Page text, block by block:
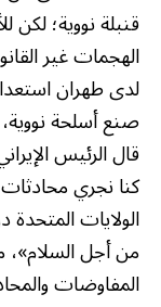
قنبلة نووية؛
الهجمات غير
لدى طهران
صنع أسلحة نووية،
قال الرئيس
كنا نجري
الولايات
من أجل السلام»،
المفاوضات